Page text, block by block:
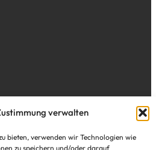
verwalten
bieten, verwenden wir Technologien wie
zu speichern und/oder darauf